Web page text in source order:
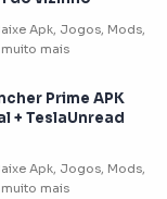
Prime APK
+ TeslaUnread